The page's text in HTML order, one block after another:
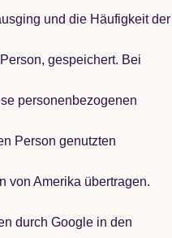
und die Häufigkeit der
gespeichert. Bei
personenbezogenen
Person genutzten
von Amerika übertragen.
durch Google in den